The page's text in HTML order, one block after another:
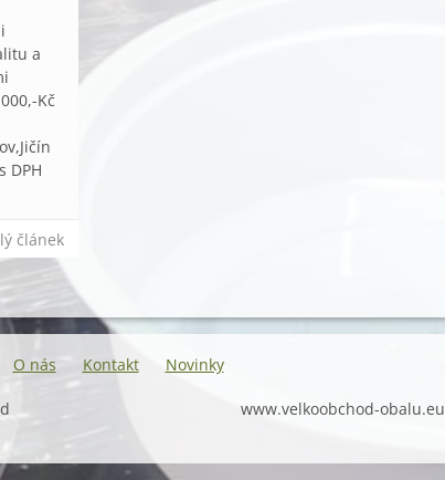
a
Kč
DPH
článek
O nás Kontakt Novinky
www.velkoobchod-obalu.eu